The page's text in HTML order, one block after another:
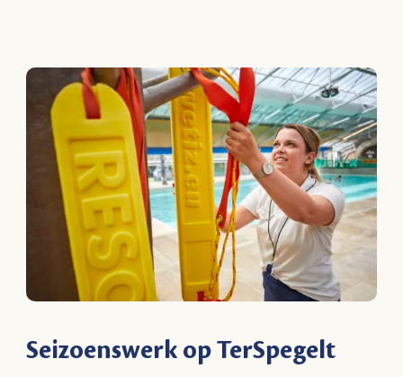
Seizoenswerk op TerSpegelt